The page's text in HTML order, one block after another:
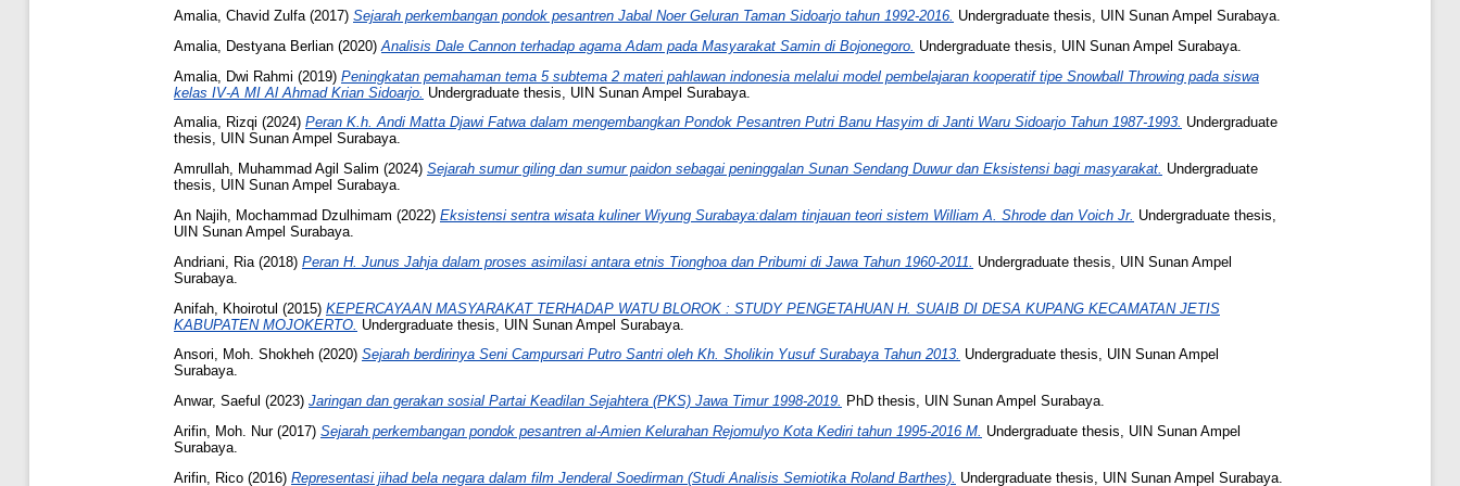
Amalia, Chavid Zulfa(2017) Sejarah perkembangan pondok pesantren Jabal Noer Geluran Taman Sidoarjo tahun 1992-2016. Undergraduate thesis, UIN Sunan Ampel Surabaya.
Amalia, Destyana Berlian (2020) Analisis Dale Cannon terhadap agama Adam pada Masyarakat Samin di Bojonegoro. Undergraduate thesis, UIN Sunan Ampel Surabaya.
Amalia, Dwi Rahmi (2019) Peningkatan pemahaman tema 5 subtema 2 materi pahlawan indonesia melalui model pembelajaran kooperatif tipe Snowball Throwing pada siswa
kelas IV-A MI Al Ahmad Krian Sidoarjo. Undergraduate thesis, UIN Sunan Ampel Surabaya.
Amalia, Rizqi (2024) Peran K.h. Andi Matta Djawi Fatwa dalam mengembangkan Pondok Pesantren Putri Banu Hasyim di Janti Waru Sidoarjo Tahun 1987-1993. Undergraduate
thesis, UIN Sunan Ampel Surabaya.
Amrullah, Muhammad Agil Salim (2024) Sejarah sumur giling dan sumur paidon sebagai peninggalan Sunan Sendang Duwur dan Eksistensi bagi masyarakat. Undergraduate
thesis, UIN Sunan Ampel Surabaya.
An Najih, Mochammad Dzulhimam (2022) Eksistensi sentra wisata kuliner Wiyung Surabaya:dalam tinjauan teori sistem William A. Shrode dan Voich Jr. Undergraduate thesis,
UIN Sunan Ampel Surabaya.
Andriani, Ria (2018) Peran H. Junus Jahja dalam proses asimilasi antara etnis Tionghoa dan Pribumi di Jawa Tahun 1960-2011.
Undergraduate thesis, UIN Sunan Ampel
Surabaya.
Anifah, Khoirotul (2015) KEPERCAYAAN MASYARAKAT TERHADAP WATU BLOROK : STUDY PENGETAHUAN H. SUAIB DI DESA KUPANG KECAMATAN JETIS
KABUPATEN MOJOKERTO. Undergraduate thesis, UIN Sunan Ampel Surabaya.
Ansori, Moh. Shokheh (2020) Sejarah berdirinya Seni Campursari Putro Santri oleh Kh. Sholikin Yusuf Surabaya Tahun 2013. Undergraduate thesis, UIN Sunan Ampel
Surabaya.
Anwar, Saeful (2023) Jaringan dan gerakan sosial Partai Keadilan Sejahtera (PKS) Jawa Timur 1998-2019. PhD thesis, UIN Sunan Ampel Surabaya.
Arifin, Moh. Nur(2017) Sejarah perkembangan pondok pesantren al-Amien Kelurahan Rejomulyo Kota Kediri tahun 1995-2016 M. Undergraduate thesis, UIN Sunan Ampel
Surabaya.
Arifin, Rico (2016) Representasi jihad bela negara dalam film Jenderal Soedirman (Studi Analisis Semiotika Roland Barthes). Undergraduate thesis, UIN Sunan Ampel Surabaya.